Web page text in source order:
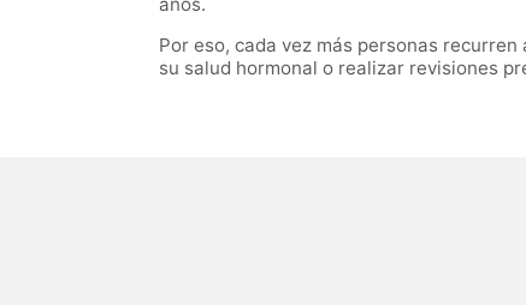
Por eso, cada vez más personas
su salud hormonal o realizar revisiones